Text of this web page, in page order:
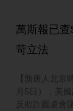
萬斯報已
苛立法
【新唐人北京
月5日），美
反欺詐圓桌會